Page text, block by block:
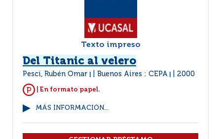
Texto impreso
Del Titanic al velero
Pesci, Rubén Omar Buenos Aires : CEPA 2000
| En formato papel.
MÁS INFORMACIÓN...